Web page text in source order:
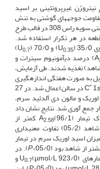
غیرپروتئینی بر اسید
جوجه­های گوشتی به تنش
گرمایی انجام شد. از 200 قطعه جوجه ­گوشتی سویه راس 308 در قالب طرح
تصادفی با 5 تیمار، 4 تکرار و 10 قطعه در هر تکرار استفاده شد.
0.35 ) و 70/0 (U 0.7
)
) درصد دی­آمونیوم سیترات و
تغذیه شدند. طی آزمایش،
به صورت هفتگی اندازه­گیری
شد. تنش گرمایی از 28 روزگی با دمای C˚ 1±35 در سالن اعمال شد. در 27
اوریک و مالون­ دی آلدئید سرم،
جمع آوری شد. نتایج نشان داد
2.58 (96/1) کمتر از
)، هرچند با شاهد (05/2) تفاوت معنی­داری
روزگی، میزان اسید اوریک سرم در تیمار
P). در
0.7 (µmol/L 923/0) و